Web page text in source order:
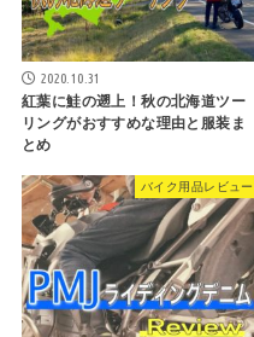
2020.10.31
紅葉に鮭の遡上！秋の北海道ツー
リングがおすすめな理由と服装ま
とめ
バイク用品レビュー